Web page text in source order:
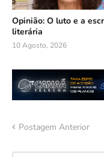
Opinião: O luto e a
literária
10 Agosto, 2026
Postagem Anterior